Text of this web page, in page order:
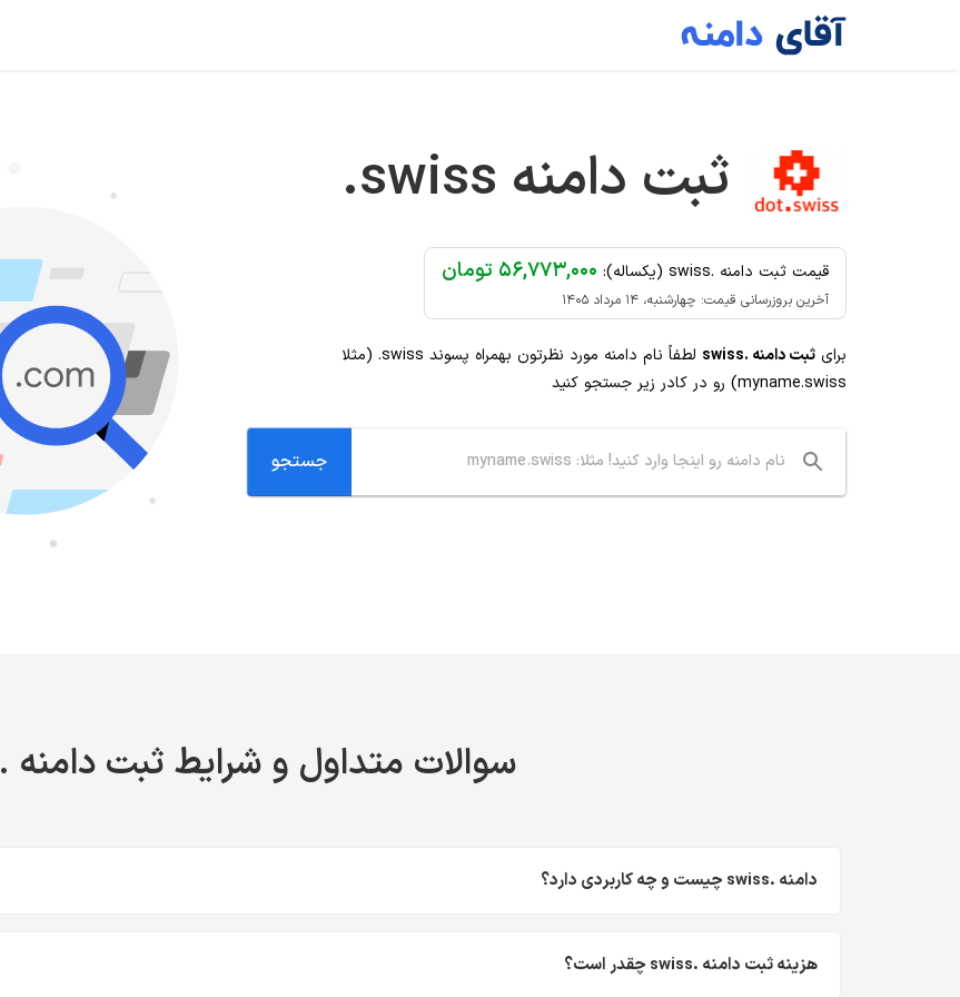
ثبت دامنه .swiss
قیمت ثبت دامنه .swiss (یکساله): ۵۶,۷۷۳,۰۰۰ تومان
آخرین بروزرسانی قیمت: چهارشنبه، ۱۴ مرداد ۱۴۰۵
برای ثبت دامنه .swiss لطفاً نام دامنه مورد نظرتون بهمراه پسوند .swiss (مثلا
myname.swiss) رو در کادر زیر جستجو کنید
سوالات متداول و شرایط ثبت دامنه .swiss
دامنه .swiss چیست و چه کاربردی دارد؟
هزینه ثبت دامنه .swiss چقدر است؟